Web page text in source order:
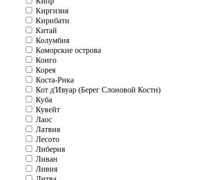
Киргизия
Кирибати
Китай
Колумбия
Коморские острова
Конго
Корея
Коста-Рика
Кот д'Ивуар (Берег Слоновой Кости)
Куба
Кувейт
Лаос
Латвия
Лесото
Либерия
Ливан
Ливия